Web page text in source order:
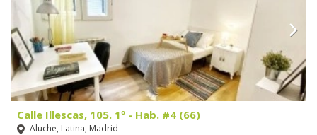
Calle Illescas, 105. 1º - Hab. #4 (66)
Aluche, Latina, Madrid